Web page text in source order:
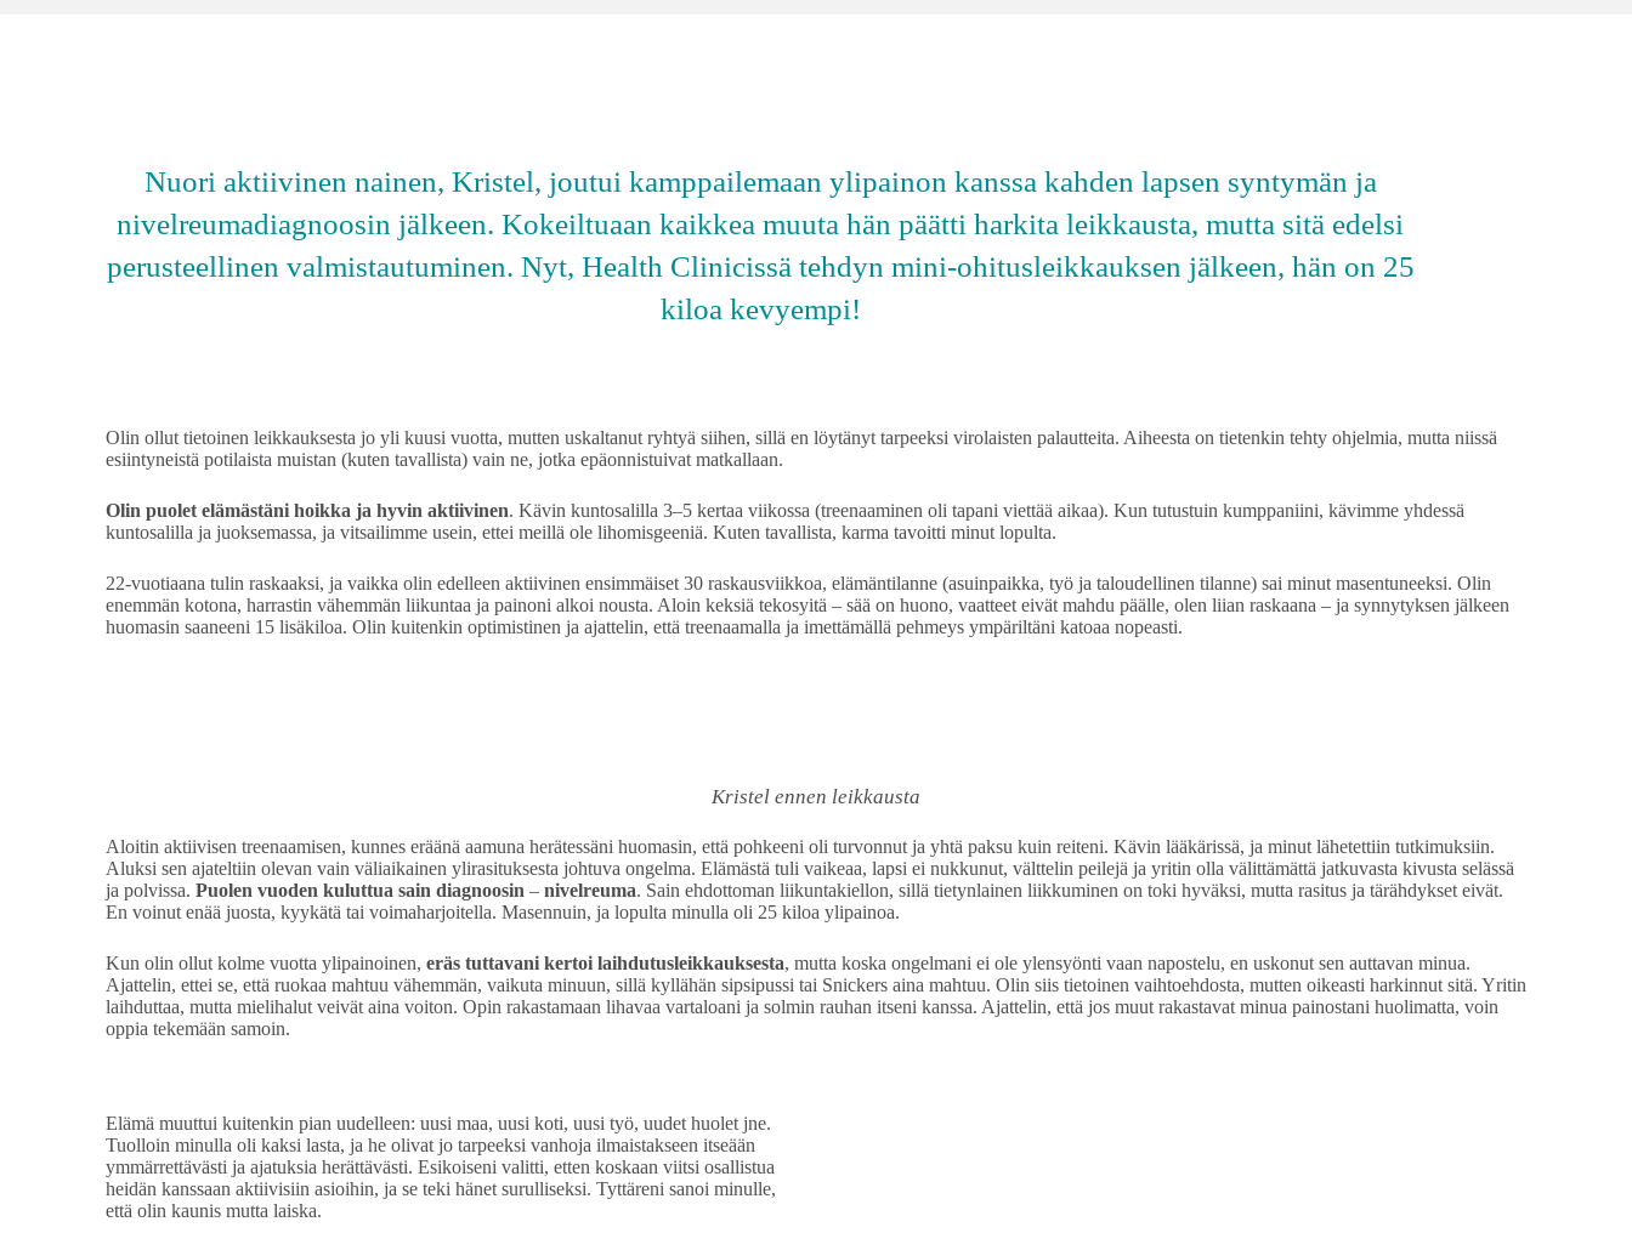
Nuori aktiivinen nainen, Kristel, joutui kamppailemaan ylipainon kanssa kahden lapsen syntymän ja
nivelreumadiagnoosin jälkeen. Kokeiltuaan kaikkea muuta hän päätti harkita leikkausta, mutta sitä edelsi
perusteellinen valmistautuminen. Nyt, Health Clinicissä tehdyn mini-ohitusleikkauksen jälkeen, hän on 25
kiloa kevyempi!
Olin ollut tietoinen leikkauksesta jo yli kuusi vuotta, mutten uskaltanut ryhtyä siihen, sillä en löytänyt tarpeeksi virolaisten palautteita. Aiheesta on tietenkin tehty ohjelmia, mutta niissä
esiintyneistä potilaista muistan (kuten tavallista) vain ne, jotka epäonnistuivat matkallaan.
Olin puolet elämästäni hoikka ja hyvin aktiivinen. Kävin kuntosalilla 3–5 kertaa viikossa (treenaaminen oli tapani viettää aikaa). Kun tutustuin kumppaniini, kävimme yhdessä
kuntosalilla ja juoksemassa, ja vitsailimme usein, ettei meillä ole lihomisgeeniä. Kuten tavallista, karma tavoitti minut lopulta.
22-vuotiaana tulin raskaaksi, ja vaikka olin edelleen aktiivinen ensimmäiset 30 raskausviikkoa, elämäntilanne (asuinpaikka, työ ja taloudellinen tilanne) sai minut masentuneeksi. Olin
enemmän kotona, harrastin vähemmän liikuntaa ja painoni alkoi nousta. Aloin keksiä tekosyitä – sää on huono, vaatteet eivät mahdu päälle, olen liian raskaana – ja synnytyksen jälkeen
huomasin saaneeni 15 lisäkiloa. Olin kuitenkin optimistinen ja ajattelin, että treenaamalla ja imettämällä pehmeys ympäriltäni katoaa nopeasti.
Kristel ennen leikkausta
Aloitin aktiivisen treenaamisen, kunnes eräänä aamuna herätessäni huomasin, että pohkeeni oli turvonnut ja yhtä paksu kuin reiteni. Kävin lääkärissä, ja minut lähetettiin tutkimuksiin.
Aluksi sen ajateltiin olevan vain väliaikainen ylirasituksesta johtuva ongelma. Elämästä tuli vaikeaa, lapsi ei nukkunut, välttelin peilejä ja yritin olla välittämättä jatkuvasta kivusta selässä
ja polvissa. Puolen vuoden kuluttua sain diagnoosin – nivelreuma. Sain ehdottoman liikuntakiellon, sillä tietynlainen liikkuminen on toki hyväksi, mutta rasitus ja tärähdykset eivät.
En voinut enää juosta, kyykätä tai voimaharjoitella. Masennuin, ja lopulta minulla oli 25 kiloa ylipainoa.
Kun olin ollut kolme vuotta ylipainoinen, eräs tuttavani kertoi laihdutusleikkauksesta, mutta koska ongelmani ei ole ylensyönti vaan napostelu, en uskonut sen auttavan minua.
Ajattelin, ettei se, että ruokaa mahtuu vähemmän, vaikuta minuun, sillä kyllähän sipsipussi tai Snickers aina mahtuu. Olin siis tietoinen vaihtoehdosta, mutten oikeasti harkinnut sitä. Yritin
laihduttaa, mutta mielihalut veivät aina voiton. Opin rakastamaan lihavaa vartaloani ja solmin rauhan itseni kanssa. Ajattelin, että jos muut rakastavat minua painostani huolimatta, voin
oppia tekemään samoin.
Elämä muuttui kuitenkin pian uudelleen: uusi maa, uusi koti, uusi työ, uudet huolet jne.
Tuolloin minulla oli kaksi lasta, ja he olivat jo tarpeeksi vanhoja ilmaistakseen itseään
ymmärrettävästi ja ajatuksia herättävästi. Esikoiseni valitti, etten koskaan viitsi osallistua
heidän kanssaan aktiivisiin asioihin, ja se teki hänet surulliseksi. Tyttäreni sanoi minulle,
että olin kaunis mutta laiska.